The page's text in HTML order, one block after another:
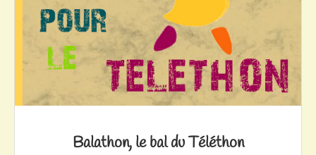
Balathon, le bal du Téléthon